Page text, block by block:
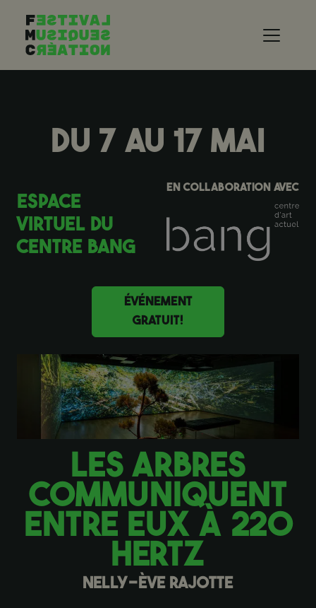
DU 7 AU 17 MAI
ESPACE
VIRTUEL DU
CENTRE BANG
EN COLLABORATION AVEC
ÉVÉNEMENT
GRATUIT!
LES ARBRES
COMMUNIQUENT
ENTRE EUX À 220
HERTZ
NELLY-ÈVE RAJOTTE